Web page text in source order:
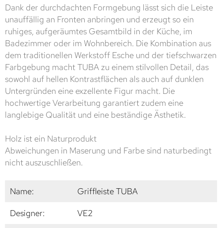
Dank der durchdachten Formgebung lässt sich die Leiste
unauffällig an Fronten anbringen und erzeugt so ein
ruhiges, aufgeräumtes Gesamtbild in der Küche, im
Badezimmer oder im Wohnbereich. Die Kombination aus
dem traditionellen Werkstoff Esche und der tiefschwarzen
Farbgebung macht TUBA zu einem stilvollen Detail, das
sowohl auf hellen Kontrastflächen als auch auf dunklen
Untergründen eine exzellente Figur macht. Die
hochwertige Verarbeitung garantiert zudem eine
langlebige Qualität und eine beständige Ästhetik.
Holz ist ein Naturprodukt
Abweichungen in Maserung und Farbe sind naturbedingt
nicht auszuschließen.
Name:
Griffleiste TUBA
Designer:
VE2